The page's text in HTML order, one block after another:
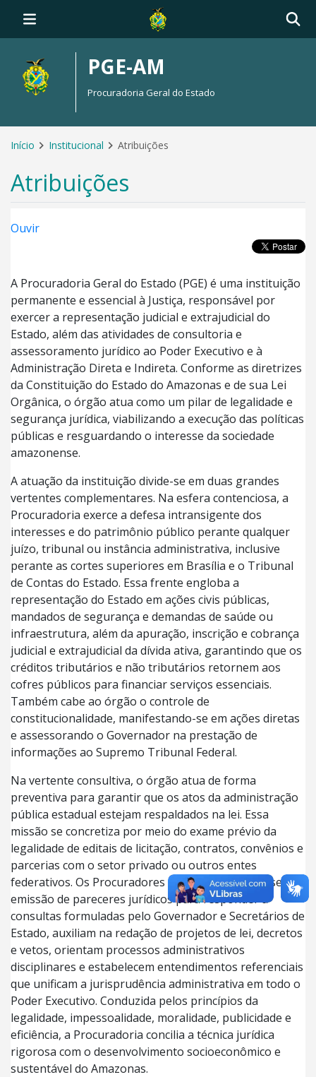
PGE-AM
Procuradoria Geral do Estado
Início Institucional Atribuições
Atribuições
Ouvir
A Procuradoria Geral do Estado (PGE) é uma instituição
permanente e essencial à Justiça, responsável por
exercer a representação judicial e extrajudicial do
Estado, além das atividades de consultoria e
assessoramento jurídico ao Poder Executivo e à
Administração Direta e Indireta. Conforme as diretrizes
da Constituição do Estado do Amazonas e de sua Lei
Orgânica, o órgão atua como um pilar de legalidade e
segurança jurídica, viabilizando a execução das políticas
públicas e resguardando o interesse da sociedade
amazonense.
A atuação da instituição divide-se em duas grandes
vertentes complementares. Na esfera contenciosa, a
Procuradoria exerce a defesa intransigente dos
interesses e do patrimônio público perante qualquer
juízo, tribunal ou instância administrativa, inclusive
perante as cortes superiores em Brasília e o Tribunal
de Contas do Estado. Essa frente engloba a
representação do Estado em ações civis públicas,
mandados de segurança e demandas de saúde ou
infraestrutura, além da apuração, inscrição e cobrança
judicial e extrajudicial da dívida ativa, garantindo que os
créditos tributários e não tributários retornem aos
cofres públicos para financiar serviços essenciais.
Também cabe ao órgão o controle de
constitucionalidade, manifestando-se em ações diretas
e assessorando o Governador na prestação de
informações ao Supremo Tribunal Federal.
Na vertente consultiva, o órgão atua de forma
preventiva para garantir que os atos da administração
pública estadual estejam respaldados na lei. Essa
missão se concretiza por meio do exame prévio da
legalidade de editais de licitação, contratos, convênios e
parcerias com o setor privado ou outros entes
federativos. Os Procuradores do Estado dedicam-se à
emissão de pareceres jurídicos para responder a
consultas formuladas pelo Governador e Secretários de
Estado, auxiliam na redação de projetos de lei, decretos
e vetos, orientam processos administrativos
disciplinares e estabelecem entendimentos referenciais
que unificam a jurisprudência administrativa em todo o
Poder Executivo. Conduzida pelos princípios da
legalidade, impessoalidade, moralidade, publicidade e
eficiência, a Procuradoria concilia a técnica jurídica
rigorosa com o desenvolvimento socioeconômico e
sustentável do Amazonas.